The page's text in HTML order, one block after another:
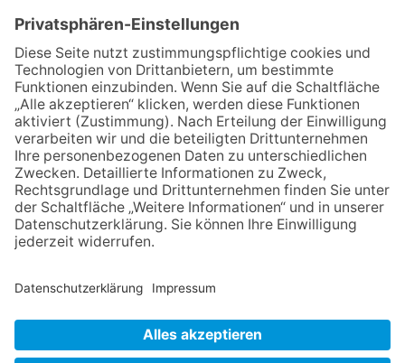
Jürgen Rohrmann setzt auf
Gemeinschaft und Bewährtes
06.08.2026
Schulranzen schenken Kindern
einen guten Start
06.08.2026
Zwischen Fachwerk, Wein und
Musik: Erste Kronberger
Weinzeit begeistert die
Burgstadt
06.08.2026
Wenn Orschel und Rheingau
zusammen anstoßen
NACH OBEN